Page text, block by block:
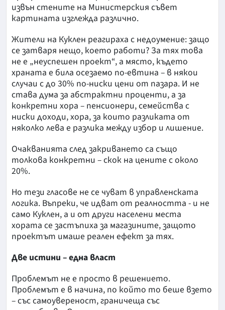
извън стените на Министерския съвет
картината изглежда различно.
Жители на Куклен реагираха с недоумение: защо
се затваря нещо, което работи? За тях това
не е „неуспешен проект“, а място, където
храната е била осезаемо по-евтина – в някои
случаи с до 30% по-ниски цени от пазара. И не
става дума за абстрактни проценти, а за
конкретни хора – пенсионери, семейства с
ниски доходи, хора, за които разликата от
няколко лева е разлика между избор и лишение.
Очакванията след закриването са също
толкова конкретни – скок на цените с около
20%.
Но тези гласове не се чуват в управленската
логика. Въпреки, че идват от реалността - и не
само Куклен, а и от други населени места
хората се застъпиха за магазините, защото
проектът имаше реален ефект за тях.
Две истини – една власт
Проблемът не е просто в решението.
Проблемът е в начина, по който то беше взето
– със самоувереност, граничеща със